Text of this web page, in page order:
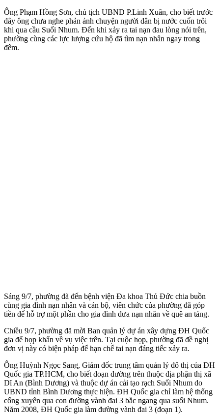
Ông Phạm Hồng Sơn, chủ tịch UBND P.Linh Xuân, cho biết trước
đây ông chưa nghe phản ảnh chuyện người dân bị nước cuốn trôi
khi qua cầu Suối Nhum. Đến khi xảy ra tai nạn đau lòng nói trên,
phường cùng các lực lượng cứu hộ đã tìm nạn nhân ngay trong
đêm.
Sáng 9/7, phường đã đến bệnh viện Đa khoa Thủ Đức chia buồn
cùng gia đình nạn nhân và cán bộ, viên chức của phường đã góp
tiền để hỗ trợ một phần cho gia đình đưa nạn nhân về quê an táng.
Chiều 9/7, phường đã mời Ban quản lý dự án xây dựng ĐH Quốc
gia để họp khẩn về vụ việc trên. Tại cuộc họp, phường đã đề nghị
đơn vị này có biện pháp để hạn chế tai nạn đáng tiếc xảy ra.
Ông Huỳnh Ngọc Sang, Giám đốc trung tâm quản lý đô thị của ĐH
Quốc gia TP.HCM, cho biết đoạn đường trên thu‌ộc đị‌a phận thị xã
Dĩ An (Bình Dương) và thuộc dự án cải tạo rạch Suối Nhum do
UBND tỉnh Bình Dương thực hiện. ĐH Quốc gia chỉ làm hệ thống
cống xuyên qua con đường vành đai 3 bắc ngang qua suối Nhum.
Năm 2008, ĐH Quốc gia làm đường vành đai 3 (đoạn 1).